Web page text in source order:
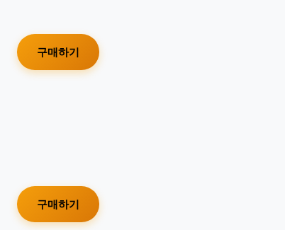
구매하기
구매하기